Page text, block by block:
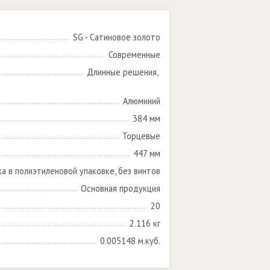
SG - Сатиновое золото
Современные
Длинные решения,
Алюминий
384 мм
Торцевые
447 мм
в полиэтиленовой упаковке, без винтов
Основная продукция
20
2.116 кг
0.005148 м.куб.